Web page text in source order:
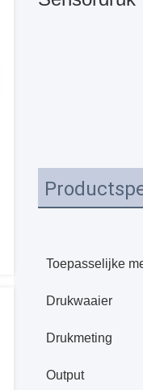
Toepasselijke
Drukwaaier
Drukmeting
Output